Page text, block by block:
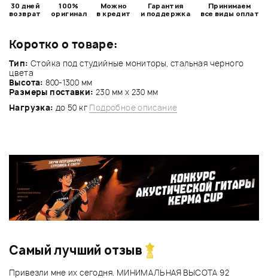
Коротко о товаре:
Тип: Стойка под студийные мониторы, стальная черного
цвета
Высота: 800-1300 мм
Размеры поставки: 230 мм x 230 мм
Нагрузка: до 50 кг Подробное описание
30 дней
возврат
100%
оригинал
Можно
в кредит
Гарантия
и поддержка
Принимаем
все виды оплат
Самый лучший отзыв
Привезли мне их сегодня. МИНИМАЛЬНАЯ ВЫСОТА 92